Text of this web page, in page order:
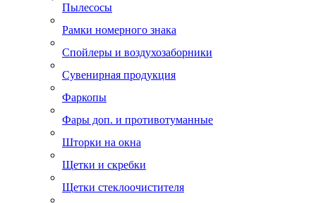
Пылесосы
Рамки номерного знака
Спойлеры и воздухозаборники
Сувенирная продукция
Фаркопы
Фары доп. и противотуманные
Шторки на окна
Щетки и скребки
Щетки стеклоочистителя